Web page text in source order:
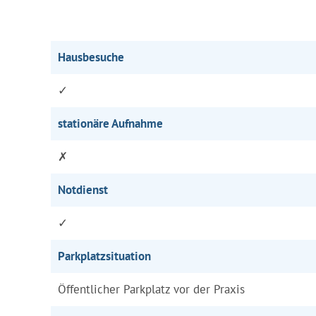
Hausbesuche
✓
stationäre Aufnahme
✗
Notdienst
✓
Parkplatzsituation
Öffentlicher Parkplatz vor der Praxis